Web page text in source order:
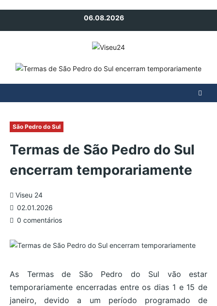
06.08.2026
São Pedro do Sul
Termas de São Pedro do Sul
encerram temporariamente
Viseu 24
02.01.2026
0 comentários
As Termas de São Pedro do Sul vão estar
temporariamente encerradas entre os dias 1 e 15 de
janeiro, devido a um período programado de